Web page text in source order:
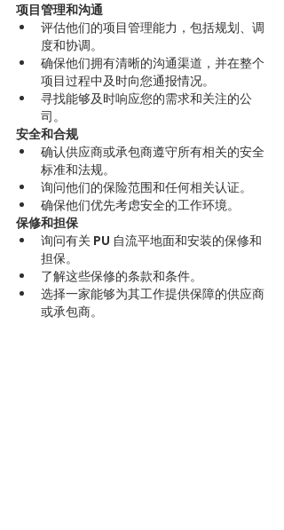
项目管理和沟通
评估他们的项目管理能力，包括规划、调
度和协调。
确保他们拥有清晰的沟通渠道，并在整个
项目过程中及时向您通报情况。
寻找能够及时响应您的需求和关注的公
司。
安全和合规
确认供应商或承包商遵守所有相关的安全
标准和法规。
询问他们的保险范围和任何相关认证。
确保他们优先考虑安全的工作环境。
保修和担保
询问有关 PU 自流平地面和安装的保修和
担保。
了解这些保修的条款和条件。
选择一家能够为其工作提供保障的供应商
或承包商。